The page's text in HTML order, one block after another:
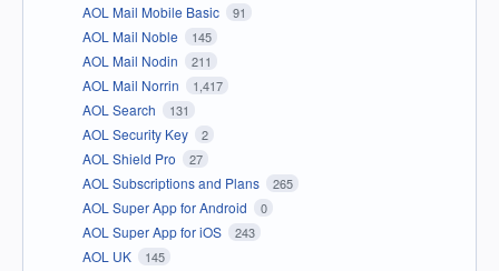
AOL Mail Mobile Basic 91
AOL Mail Noble 145
AOL Mail Nodin 211
AOL Mail Norrin 1,417
AOL Search 131
AOL Security Key 2
AOL Shield Pro 27
AOL Subscriptions and Plans 265
AOL Super App for Android 0
AOL Super App for iOS 243
AOL UK 145